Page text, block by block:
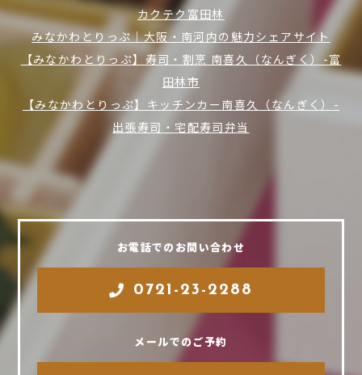
カクテク富田林
みなかわとりっぷ｜大阪・南河内の魅力シェアサイト
【みなかわとりっぷ】寿司・割烹 南喜久（なんぎく）-富
田林市
【みなかわとりっぷ】キッチンカー南喜久（なんぎく）-
出張寿司・宅配寿司弁当
お電話でのお問い合わせ
0721-23-2288
メールでのご予約